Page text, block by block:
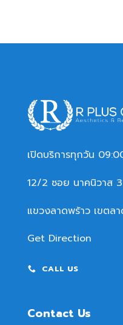
เปิดบริการทุกวัน
12/2 ซอย นาคนิวาส
แขวงลาดพร้าว เขตล
Get Direction
CALL US
Contact Us